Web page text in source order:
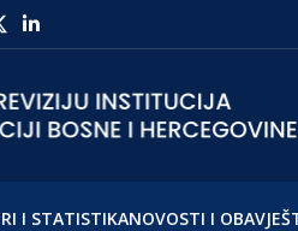
I STATISTIKANOVOSTI I